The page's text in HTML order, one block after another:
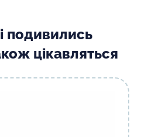
подивились
цікавляться